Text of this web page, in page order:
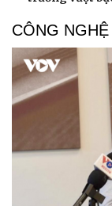
CÔNG NGHỆ